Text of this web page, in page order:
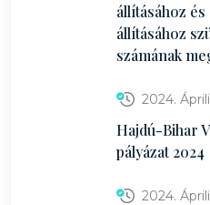
állításához
állításához
számának
2024.
Hajdú-Bihar
pályázat 2024
2024.